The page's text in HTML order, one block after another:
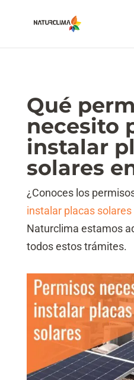
Qué
necesito
instalar
solares
¿Conoces los
instalar placas solares
Naturclima estamos
todos estos trámites.